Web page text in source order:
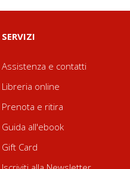
SERVIZI
Assistenza e contatti
Libreria online
Prenota e ritira
Guida all'ebook
Gift Card